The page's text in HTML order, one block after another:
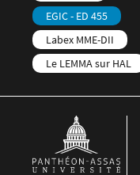
EGIC - ED 455
Labex MME-DII
Le LEMMA sur HAL